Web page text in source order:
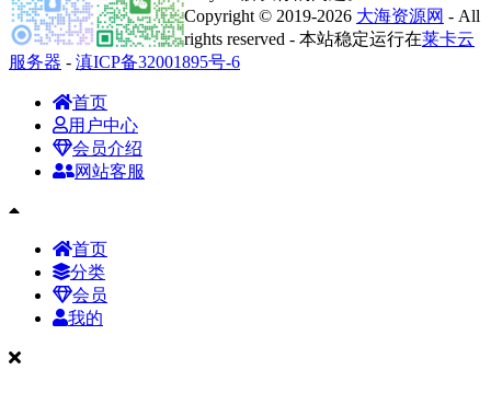
Copyright © 2019-2026 大海资源网 - All
rights reserved - 本站稳定运行在莱卡云
服务器 - 滇ICP备32001895号-6
首页
用户中心
会员介绍
网站客服
首页
分类
会员
我的